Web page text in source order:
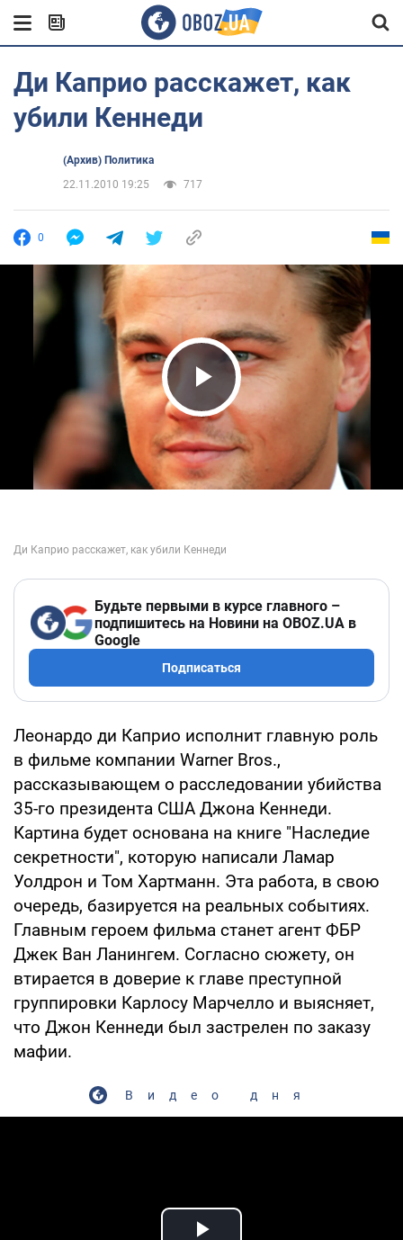
Ди Каприо расскажет, как
убили Кеннеди
(Архив) Политика
22.11.2010 19:25
717
0
Play Video
Будьте первыми в курсе главного –
подпишитесь на Новини на OBOZ.UA в
Google
Подписаться
Леонардо ди Каприо исполнит главную роль
в фильме компании Warner Bros.,
рассказывающем о расследовании убийства
35-го президента США Джона Кеннеди.
Картина будет основана на книге "Наследие
секретности", которую написали Ламар
Уолдрон и Том Хартманн. Эта работа, в свою
очередь, базируется на реальных событиях.
Главным героем фильма станет агент ФБР
Джек Ван Ланингем. Согласно сюжету, он
втирается в доверие к главе преступной
группировки Карлосу Марчелло и выясняет,
что Джон Кеннеди был застрелен по заказу
мафии.
Видео дня